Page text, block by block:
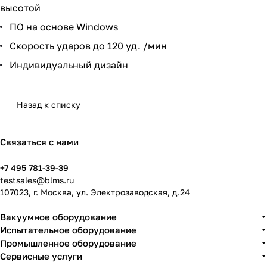
высотой
ПО на основе Windows
Скорость ударов до 120 уд. /мин
Индивидуальный дизайн
Назад к списку
Связаться с нами
+7 495 781-39-39
testsales@blms.ru
107023, г. Москва, ул. Электрозаводская, д.24
Вакуумное оборудование
Испытательное оборудование
Промышленное оборудование
Сервисные услуги